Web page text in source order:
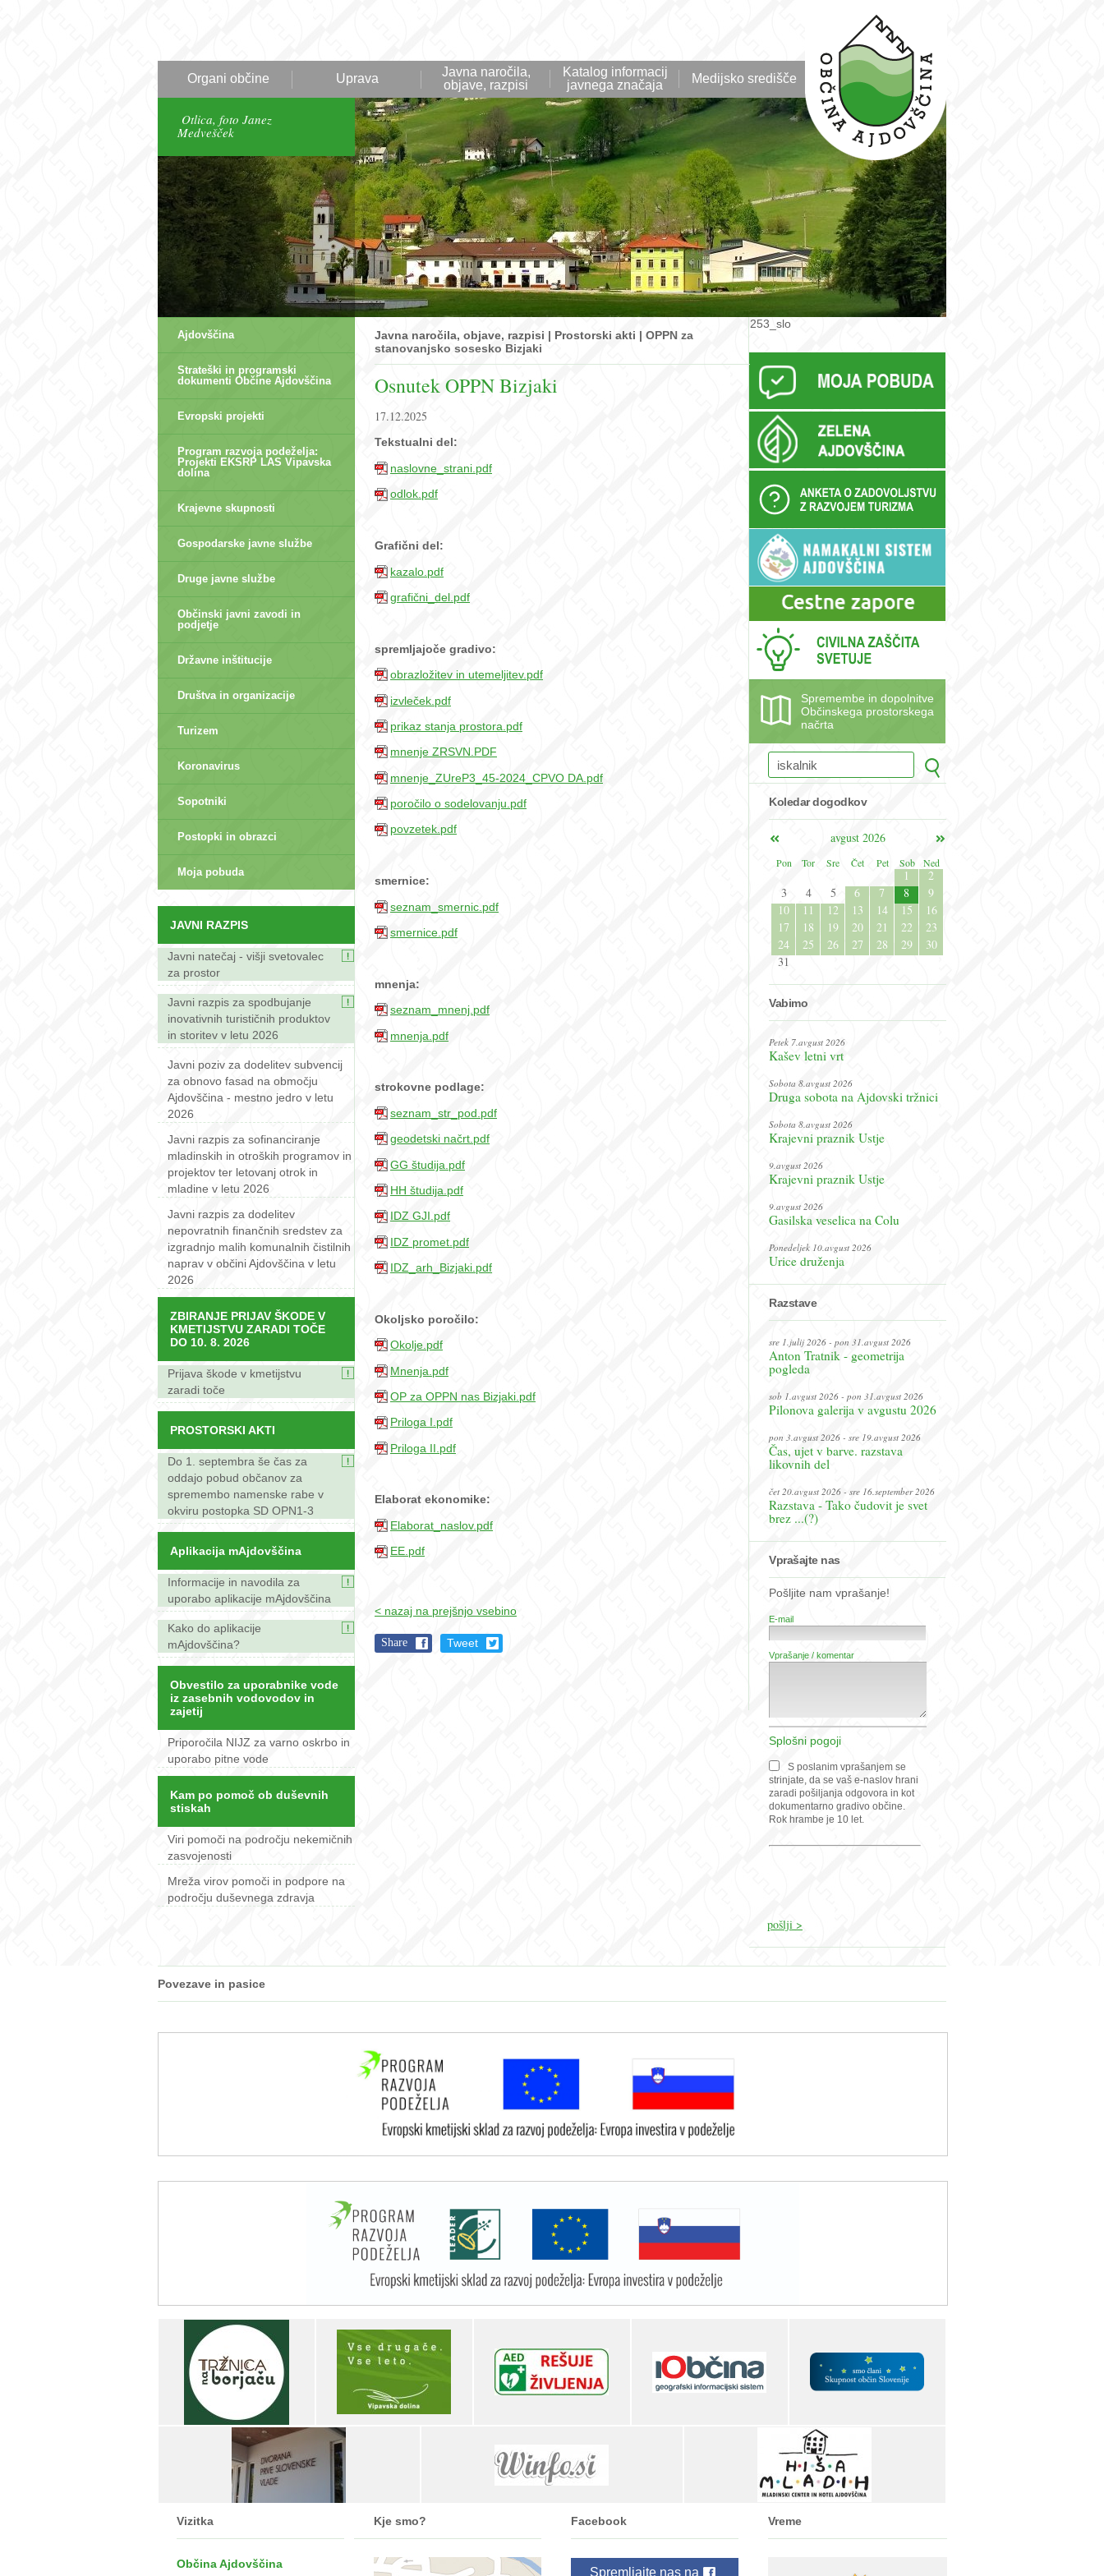
Organi občine Uprava
Javna naročila,
objave, razpisi
Katalog informacij
javnega značaja
Medijsko središče
Otlica, foto Janez
Medvešček
Ajdovščina
Strateški in programski
dokumenti Občine Ajdovščina
Evropski projekti
Program razvoja podeželja:
Projekti EKSRP LAS Vipavska
dolina
Krajevne skupnosti
Gospodarske javne službe
Druge javne službe
Občinski javni zavodi in
podjetje
Državne inštitucije
Društva in organizacije
Turizem
Koronavirus
Sopotniki
Postopki in obrazci
Moja pobuda
JAVNI RAZPIS
Javni natečaj - višji svetovalec
za prostor
Javni razpis za spodbujanje
inovativnih turističnih produktov
in storitev v letu 2026
Javni poziv za dodelitev subvencij
za obnovo fasad na območju
Ajdovščina - mestno jedro v letu
2026
Javni razpis za sofinanciranje
mladinskih in otroških programov in
projektov ter letovanj otrok in
mladine v letu 2026
Javni razpis za dodelitev
nepovratnih finančnih sredstev za
izgradnjo malih komunalnih čistilnih
naprav v občini Ajdovščina v letu
2026
ZBIRANJE PRIJAV ŠKODE V
KMETIJSTVU ZARADI TOČE
DO 10. 8. 2026
Prijava škode v kmetijstvu
zaradi toče
PROSTORSKI AKTI
Do 1. septembra še čas za
oddajo pobud občanov za
spremembo namenske rabe v
okviru postopka SD OPN1-3
Aplikacija mAjdovščina
Informacije in navodila za
uporabo aplikacije mAjdovščina
Kako do aplikacije
mAjdovščina?
Obvestilo za uporabnike vode
iz zasebnih vodovodov in
zajetij
Priporočila NIJZ za varno oskrbo in
uporabo pitne vode
Kam po pomoč ob duševnih
stiskah
Viri pomoči na področju nekemičnih
zasvojenosti
Mreža virov pomoči in podpore na
področju duševnega zdravja
Javna naročila, objave, razpisi | Prostorski akti | OPPN za
stanovanjsko sosesko Bizjaki
Osnutek OPPN Bizjaki
253_slo
17.12.2025
Tekstualni del:
naslovne_strani.pdf
odlok.pdf
Grafični del:
kazalo.pdf
grafični_del.pdf
spremljajoče gradivo:
obrazložitev in utemeljitev.pdf
izvleček.pdf
prikaz stanja prostora.pdf
mnenje ZRSVN.PDF
mnenje_ZUreP3_45-2024_CPVO DA.pdf
poročilo o sodelovanju.pdf
povzetek.pdf
smernice:
seznam_smernic.pdf
smernice.pdf
mnenja:
seznam_mnenj.pdf
mnenja.pdf
strokovne podlage:
seznam_str_pod.pdf
geodetski načrt.pdf
GG študija.pdf
HH študija.pdf
IDZ GJI.pdf
IDZ promet.pdf
IDZ_arh_Bizjaki.pdf
Okoljsko poročilo:
Okolje.pdf
Mnenja.pdf
OP za OPPN nas Bizjaki.pdf
Priloga I.pdf
Priloga II.pdf
Elaborat ekonomike:
Elaborat_naslov.pdf
EE.pdf
< nazaj na prejšnjo vsebino
Share Tweet
Spremembe in dopolnitve
Občinskega prostorskega
načrta
Koledar dogodkov
avgust 2026
Pon
Tor Sre Čet Pet Sob Ned
1
2
3
4 5 6 7 8
9
10
11 12 13 14 15
16
17
18 19 20 21 22
23
24
25 26 27 28 29
30
31
Vabimo
Petek 7.avgust 2026
Kašev letni vrt
Sobota 8.avgust 2026
Druga sobota na Ajdovski tržnici
Sobota 8.avgust 2026
Krajevni praznik Ustje
9.avgust 2026
Krajevni praznik Ustje
9.avgust 2026
Gasilska veselica na Colu
Ponedeljek 10.avgust 2026
Urice druženja
Razstave
sre 1.julij 2026 - pon 31.avgust 2026
Anton Tratnik - geometrija
pogleda
sob 1.avgust 2026 - pon 31.avgust 2026
Pilonova galerija v avgustu 2026
pon 3.avgust 2026 - sre 19.avgust 2026
Čas, ujet v barve. razstava
likovnih del
čet 20.avgust 2026 - sre 16.september 2026
Razstava - Tako čudovit je svet
brez ...(?)
Vprašajte nas
Pošljite nam vprašanje!
E-mail
Vprašanje / komentar
Splošni pogoji
S poslanim vprašanjem se
strinjate, da se vaš e-naslov hrani
zaradi pošiljanja odgovora in kot
dokumentarno gradivo občine.
Rok hrambe je 10 let.
Povezave in pasice
Vizitka
Občina Ajdovščina
Kje smo? Facebook
Spremljajte nas na
Vreme